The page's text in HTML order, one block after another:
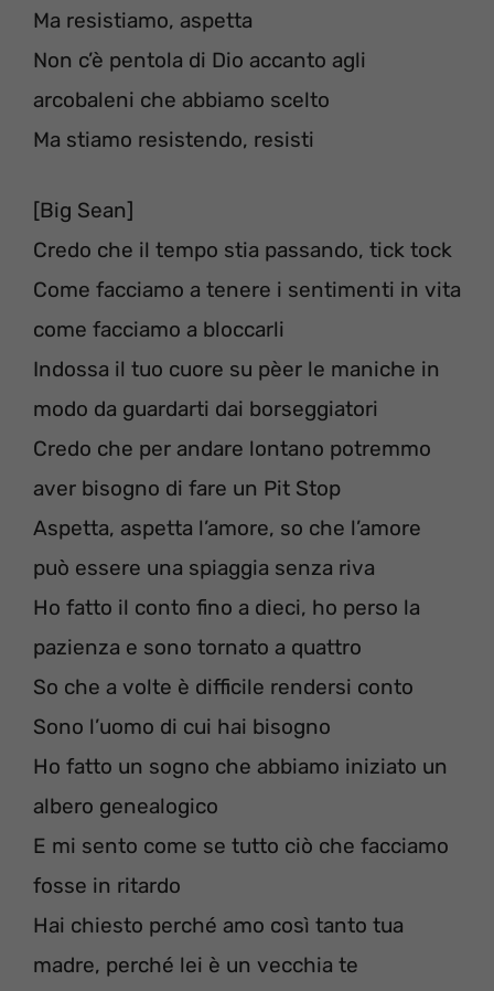
Ma resistiamo, aspetta
Non c’è pentola di Dio accanto agli
arcobaleni che abbiamo scelto
Ma stiamo resistendo, resisti
[Big Sean]
Credo che il tempo stia passando, tick tock
Come facciamo a tenere i sentimenti in vita
come facciamo a bloccarli
Indossa il tuo cuore su pèer le maniche in
modo da guardarti dai borseggiatori
Credo che per andare lontano potremmo
aver bisogno di fare un Pit Stop
Aspetta, aspetta l’amore, so che l’amore
può essere una spiaggia senza riva
Ho fatto il conto fino a dieci, ho perso la
pazienza e sono tornato a quattro
So che a volte è difficile rendersi conto
Sono l’uomo di cui hai bisogno
Ho fatto un sogno che abbiamo iniziato un
albero genealogico
E mi sento come se tutto ciò che facciamo
fosse in ritardo
Hai chiesto perché amo così tanto tua
madre, perché lei è un vecchia te